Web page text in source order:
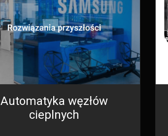
Automatyka węzłów
cieplnych